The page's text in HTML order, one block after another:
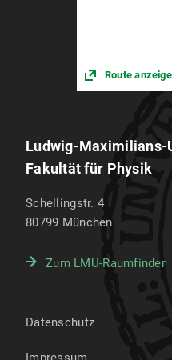
Route
Ludwig-Maximilians-
Fakultät für Physik
Schellingstr. 4
80799 München
Zum LMU-Raumfinder
Datenschutz